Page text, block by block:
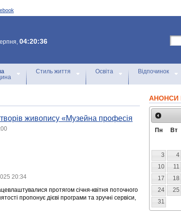
04:20:36
Стиль життя Освіта Відпочинок
живопису «Музейна професія
20:34
протягом січня-квітня поточного
пропонує дієві програми та зручні сервіси,
АНОНСИ
Пн Вт
3
4
10
11
17
18
24
25
31